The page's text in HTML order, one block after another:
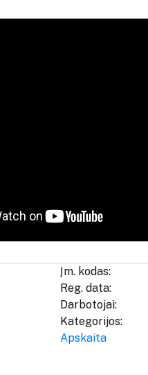
Įm. kodas:
Reg. data:
Darbotojai:
Kategorijos:
Apskaita